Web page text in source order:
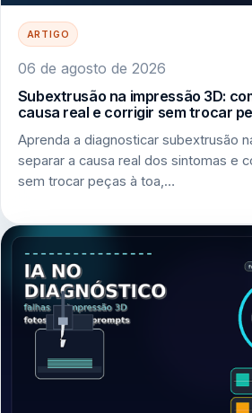
ARTIGO
06 de agosto de 2026
Subextrusão na impressão 3D:
causa real e corrigir sem trocar
Aprenda a diagnosticar subextrusão
separar a causa real dos sintomas e
sem trocar peças à toa,…